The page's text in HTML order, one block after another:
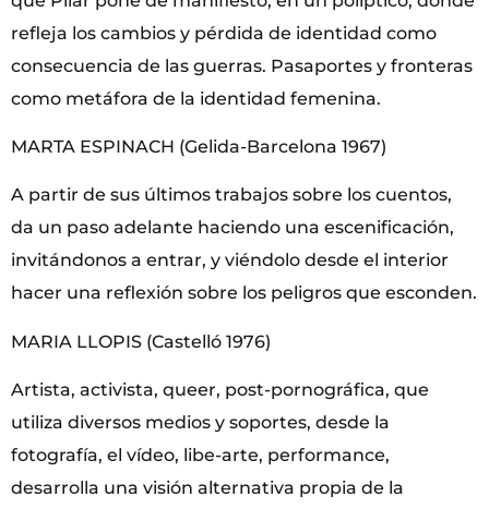
refleja los cambios y pérdida de identidad como
consecuencia de las guerras. Pasaportes y fronteras
como metáfora de la identidad femenina.
MARTA ESPINACH (Gelida-Barcelona 1967)
A partir de sus últimos trabajos sobre los cuentos,
da un paso adelante haciendo una escenificación,
invitándonos a entrar, y viéndolo desde el interior
hacer una reflexión sobre los peligros que esconden.
MARIA LLOPIS (Castelló 1976)
Artista, activista, queer, post-pornográfica, que
utiliza diversos medios y soportes, desde la
fotografía, el vídeo, libe-arte, performance,
desarrolla una visión alternativa propia de la